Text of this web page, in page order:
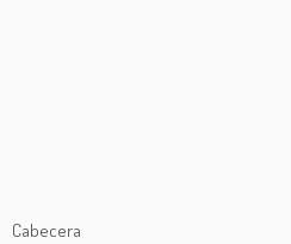
Cabecera